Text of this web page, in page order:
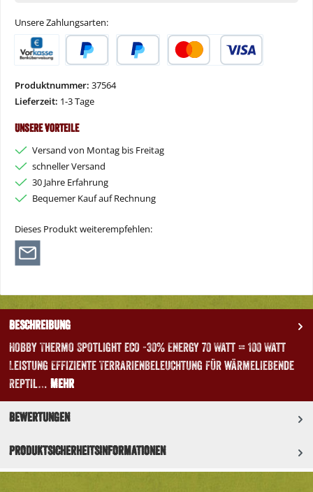
Unsere Zahlungsarten:
Produktnummer: 37564
Lieferzeit: 1-3 Tage
Unsere Vorteile
Versand von Montag bis Freitag
schneller Versand
30 Jahre Erfahrung
Bequemer Kauf auf Rechnung
Dieses Produkt weiterempfehlen:
Beschreibung
Hobby Thermo Spotlight eco -30% Energy 70 Watt = 100 Watt
Leistung Effiziente Terrarienbeleuchtung für wärmeliebende
Reptil… Mehr
Bewertungen
Produktsicherheitsinformationen